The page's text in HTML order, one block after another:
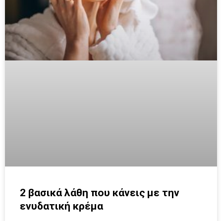
2 βασικά λάθη που κάνεις με την
ενυδατική κρέμα